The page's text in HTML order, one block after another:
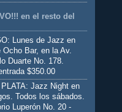
en el resto del
Lunes de Jazz en
Ocho Bar, en la Av.
Duarte No. 178.
$350.00
PLATA: Jazz Night en
Todos los sábados.
Luperón No. 20 -